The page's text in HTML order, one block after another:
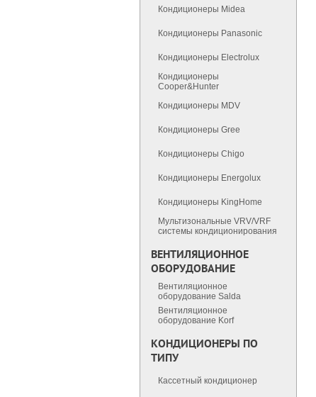
Кондиционеры Midea
Кондиционеры Panasonic
Кондиционеры Electrolux
Кондиционеры
Cooper&Hunter
Кондиционеры MDV
Кондиционеры Gree
Кондиционеры Chigo
Кондиционеры Energolux
Кондиционеры KingHome
Мультизональные VRV/VRF
cистемы кондиционирования
ВЕНТИЛЯЦИОННОЕ
ОБОРУДОВАНИЕ
Вентиляционное
оборудование Salda
Вентиляционное
оборудование Korf
КОНДИЦИОНЕРЫ ПО
ТИПУ
Кассетный кондиционер